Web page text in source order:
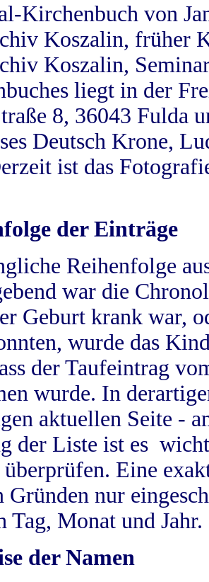
Kirchenbuch von
Koszalin, früher
Koszalin,
liegt in der
8, 36043 Fulda
Deutsch Krone,
ist das
der Einträge
Reihenfolge
war die
Geburt krank war,
wurde das
der Taufeintrag
wurde. In
aktuellen Seite -
der Liste ist es
Eine
Gründen nur
Tag, Monat und Jahr.
der Namen